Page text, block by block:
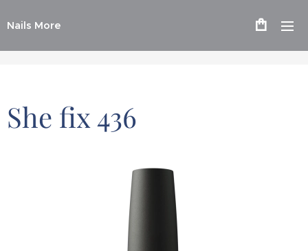
Nails More
She fix 436